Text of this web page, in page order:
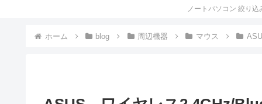
ホーム blog 周辺機器 マウス